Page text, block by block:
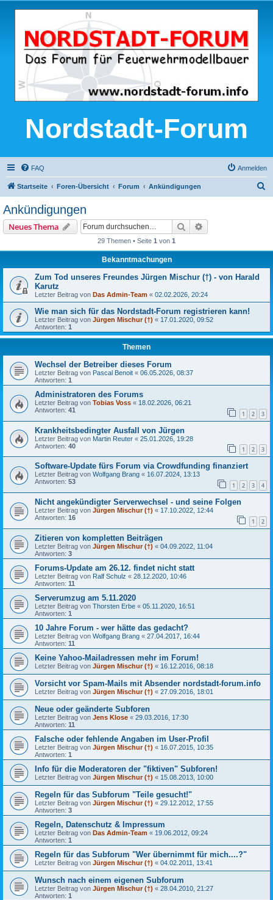
Nordstadt-Forum
FAQ Anmelden
Startseite Foren-Übersicht Forum Ankündigungen
Ankündigungen
Neues Thema Suche
29 Themen • Seite 1 von 1
Bekanntmachungen
Zum Tod unseres Freundes Jürgen Mischur (†) - von Harald
Karutz
Letzter Beitrag von Das Admin-Team « 02.02.2026, 20:24
Wie man sich für das Nordstadt-Forum registrieren kann!
Letzter Beitrag von Jürgen Mischur (†) « 17.01.2020, 09:52
Antworten: 1
Themen
Wechsel der Betreiber dieses Forum
Letzter Beitrag von Pascal Benoit « 06.05.2026, 08:37
Antworten: 1
Administratoren des Forums
Letzter Beitrag von Tobias Voss « 18.02.2026, 06:21
Antworten: 41 1 2 3
Krankheitsbedingter Ausfall von Jürgen
Letzter Beitrag von Martin Reuter « 25.01.2026, 19:28
Antworten: 40 1 2 3
Software-Update fürs Forum via Crowdfunding finanziert
Letzter Beitrag von Wolfgang Brang « 16.07.2024, 13:13
Antworten: 53 1 2 3 4
Nicht angekündigter Serverwechsel - und seine Folgen
Letzter Beitrag von Jürgen Mischur (†) « 17.10.2022, 12:44
Antworten: 16 1 2
Zitieren von kompletten Beiträgen
Letzter Beitrag von Jürgen Mischur (†) « 04.09.2022, 11:04
Antworten: 3
Forums-Update am 26.12. findet nicht statt
Letzter Beitrag von Ralf Schulz « 28.12.2020, 10:46
Antworten: 11
Serverumzug am 5.11.2020
Letzter Beitrag von Thorsten Erbe « 05.11.2020, 16:51
Antworten: 1
10 Jahre Forum - wer hätte das gedacht?
Letzter Beitrag von Wolfgang Brang « 27.04.2017, 16:44
Antworten: 11
Keine Yahoo-Mailadressen mehr im Forum!
Letzter Beitrag von Jürgen Mischur (†) « 16.12.2016, 08:18
Vorsicht vor Spam-Mails mit Absender nordstadt-forum.info
Letzter Beitrag von Jürgen Mischur (†) « 27.09.2016, 18:01
Neue oder geänderte Subforen
Letzter Beitrag von Jens Klose « 29.03.2016, 17:30
Antworten: 11
Falsche oder fehlende Angaben im User-Profil
Letzter Beitrag von Jürgen Mischur (†) « 16.07.2015, 10:35
Antworten: 1
Info für die Moderatoren der "fiktiven" Subforen!
Letzter Beitrag von Jürgen Mischur (†) « 15.08.2013, 10:00
Regeln für das Subforum "Teile gesucht!"
Letzter Beitrag von Jürgen Mischur (†) « 29.12.2012, 17:55
Antworten: 3
Regeln, Datenschutz & Impressum
Letzter Beitrag von Das Admin-Team « 19.06.2012, 09:24
Antworten: 1
Regeln für das Subforum "Wer übernimmt für mich....?"
Letzter Beitrag von Jürgen Mischur (†) « 04.02.2011, 13:41
Wunsch nach einem eigenen Subforum
Letzter Beitrag von Jürgen Mischur (†) « 28.04.2010, 21:27
Antworten: 1